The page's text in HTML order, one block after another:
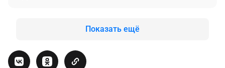
Показать ещё